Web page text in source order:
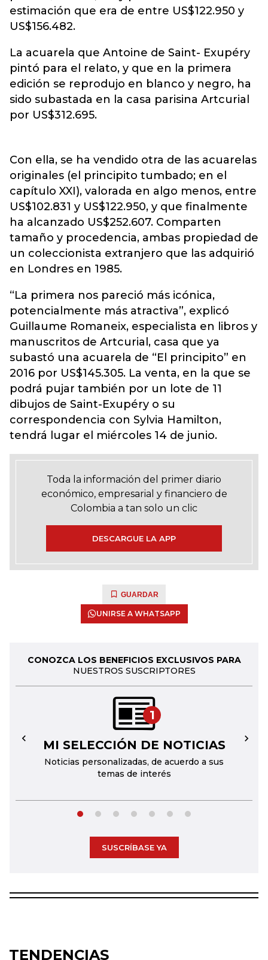
estimación que era de entre US$122.950 y
US$156.482.
La acuarela que Antoine de Saint- Exupéry
pintó para el relato, y que en la primera
edición se reprodujo en blanco y negro, ha
sido subastada en la casa parisina Artcurial
por US$312.695.
Con ella, se ha vendido otra de las acuarelas
originales (el principito tumbado; en el
capítulo XXI), valorada en algo menos, entre
US$102.831 y US$122.950, y que finalmente
ha alcanzado US$252.607. Comparten
tamaño y procedencia, ambas propiedad de
un coleccionista extranjero que las adquirió
en Londres en 1985.
“La primera nos pareció más icónica,
potencialmente más atractiva”, explicó
Guillaume Romaneix, especialista en libros y
manuscritos de Artcurial, casa que ya
subastó una acuarela de “El principito” en
2016 por US$145.305. La venta, en la que se
podrá pujar también por un lote de 11
dibujos de Saint-Exupéry o su
correspondencia con Sylvia Hamilton,
tendrá lugar el miércoles 14 de junio.
Toda la información del primer diario
económico, empresarial y financiero de
Colombia a tan solo un clic
DESCARGUE LA APP
GUARDAR
UNIRSE A WHATSAPP
CONOZCA LOS BENEFICIOS EXCLUSIVOS PARA
NUESTROS SUSCRIPTORES
1
MI SELECCIÓN DE NOTICIAS
Noticias personalizadas, de acuerdo a sus
temas de interés
← →
SUSCRÍBASE YA
TENDENCIAS